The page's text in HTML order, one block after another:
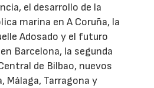
el desarrollo de la
marina en A Coruña, la
Adosado y el futuro
Barcelona, la segunda
de Bilbao, nuevos
Málaga, Tarragona y